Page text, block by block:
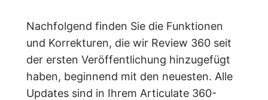
Nachfolgend finden Sie die Funktionen
und Korrekturen, die wir Review 360 seit
der ersten Veröffentlichung hinzugefügt
haben, beginnend mit den neuesten. Alle
Updates sind in Ihrem Articulate 360-